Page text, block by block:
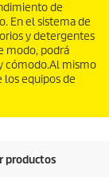
de
En el sistema de
y detergentes
modo, podrá
cómodo.Al mismo
equipos de
productos